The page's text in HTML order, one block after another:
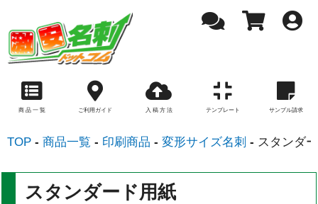
商 品 一 覧 ご利用ガイド 入 稿 方 法 テンプレート サンプル請求
TOP 商品一覧 印刷商品 変形サイズ名刺 スタンダ
スタンダード用紙